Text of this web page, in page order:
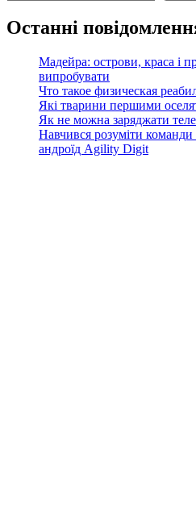
Останні
Мадейра: острови, краса і
випробувати
Что такое физическая
Які тварини першими
Як не можна заряджати
Навчився розуміти
андроїд Agility Digit